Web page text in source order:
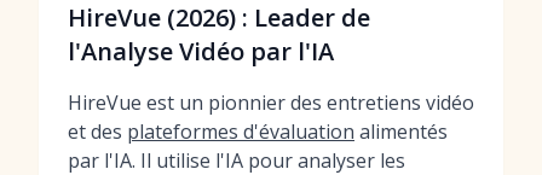
HireVue (2026) : Leader de
l'Analyse Vidéo par l'IA
HireVue est un pionnier des entretiens vidéo
et des plateformes d'évaluation alimentés
par l'IA. Il utilise l'IA pour analyser les